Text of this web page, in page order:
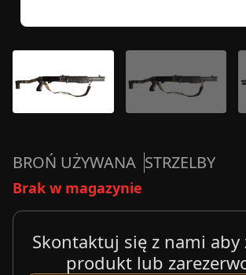
BROŃ UŻYWANA STRZELBY
Brak w magazynie
Skontaktuj się z nami aby
produkt lub